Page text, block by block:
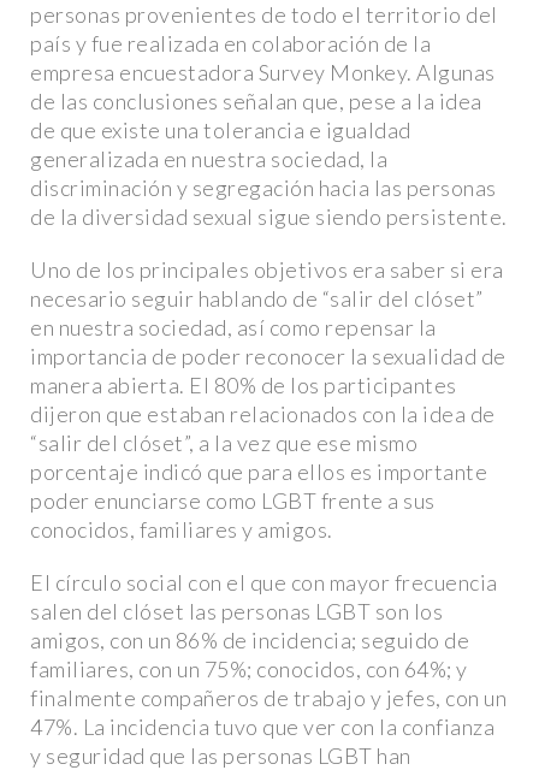
personas provenientes de todo el territorio del
país y fue realizada en colaboración de la
empresa encuestadora Survey Monkey. Algunas
de las conclusiones señalan que, pese a la idea
de que existe una tolerancia e igualdad
generalizada en nuestra sociedad, la
discriminación y segregación hacia las personas
de la diversidad sexual sigue siendo persistente.
Uno de los principales objetivos era saber si era
necesario seguir hablando de “salir del clóset”
en nuestra sociedad, así como repensar la
importancia de poder reconocer la sexualidad de
manera abierta. El 80% de los participantes
dijeron que estaban relacionados con la idea de
“salir del clóset”, a la vez que ese mismo
porcentaje indicó que para ellos es importante
poder enunciarse como LGBT frente a sus
conocidos, familiares y amigos.
El círculo social con el que con mayor frecuencia
salen del clóset las personas LGBT son los
amigos, con un 86% de incidencia; seguido de
familiares, con un 75%; conocidos, con 64%; y
finalmente compañeros de trabajo y jefes, con un
47%. La incidencia tuvo que ver con la confianza
y seguridad que las personas LGBT han
LA
DE J.K.
LEY EN
ACTUALIDAD
LA SOMBRA DE LA
DISCRIMINACIÓN: EL ARRESTO
DE MANUEL GUERRERO AVIÑA
EN QATAR